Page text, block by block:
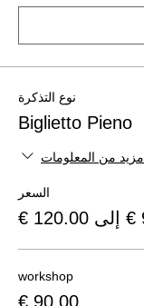
نوع التذكرة
Biglietto Pieno
مزيد من المعلومات
السعر
workshop